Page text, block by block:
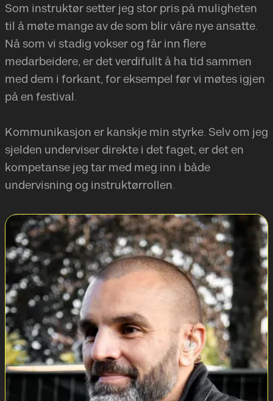
Som instruktør setter jeg stor pris på muligheten
til å møte mange av de som blir våre nye ansatte.
Nå som vi stadig vokser og får inn flere
medarbeidere, er det verdifullt å ha tid sammen
med dem i forkant, for eksempel før vi møtes igjen
på en festival.
Kommunikasjon er kanskje min styrke. Selv om jeg
sjelden underviser direkte i det faget, er det en
kompetanse jeg tar med meg inn i både
undervisning og instruktørrollen.